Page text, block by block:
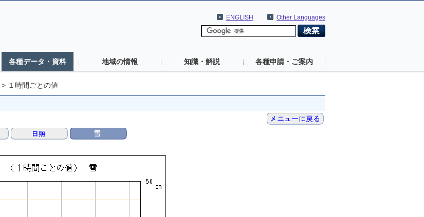
Other Languages
ENGLISH
各種データ・資料 地域の情報 知識・解説 各種申請・ご案内
> １時間ごとの値